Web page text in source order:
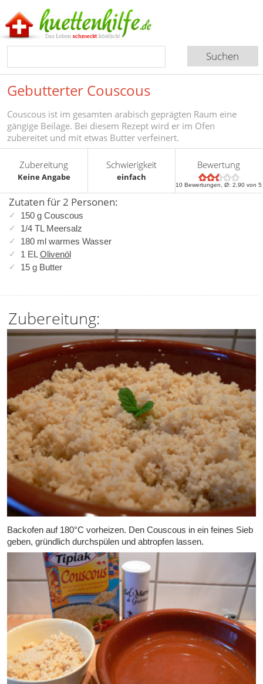
Gebutterter Couscous
Couscous ist im gesamten arabisch geprägten Raum eine
gängige Beilage. Bei diesem Rezept wird er im Ofen
zubereitet und mit etwas Butter verfeinert.
Zubereitung
Keine Angabe
Schwierigkeit
einfach
Bewertung
10 Bewertungen, Ø:2,90 von 5
Zutaten für 2 Personen:
150 g Couscous
1/4 TL Meersalz
180 ml warmes Wasser
1 EL Olivenöl
15 g Butter
Zubereitung:
Backofen auf 180°C vorheizen. Den Couscous in ein feines Sieb
geben, gründlich durchspülen und abtropfen lassen.